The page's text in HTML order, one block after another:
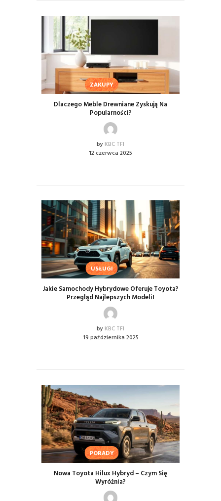
ZAKUPY
Dlaczego Meble Drewniane Zyskują Na
Popularności?
by KBC TFI
12 czerwca 2025
USŁUGI
Jakie Samochody Hybrydowe Oferuje Toyota?
Przegląd Najlepszych Modeli!
by KBC TFI
19 października 2025
PORADY
Nowa Toyota Hilux Hybryd – Czym Się
Wyróżnia?